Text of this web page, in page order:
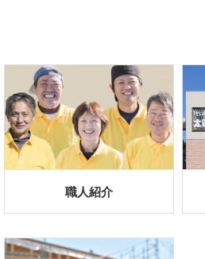
私たちのミスは正直に伝
絶対にウソをついてはな
自分の成績のために、お
資金計画をしてはならな
この人のためなら死に物